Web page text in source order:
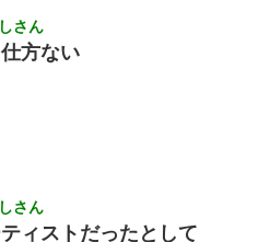
うか相続を放棄して下さい、昔の
…』私「お子さんはフリン略奪婚
果→
ない分を貸してほしい」私「貸す
由を話したら泣き出して・・私
さん
方ない
さん
ィストだったとして